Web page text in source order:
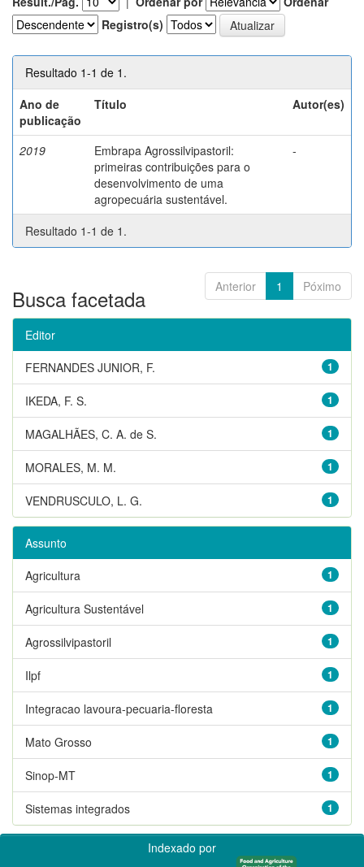
Registro(s)
Resultado 1-1 de 1.
Ano de
publicação
Título Autor(es)
2019
Embrapa Agrossilvipastoril:
primeiras contribuições para o
desenvolvimento de uma
agropecuária sustentável.
-
Resultado 1-1 de 1.
Anterior 1 Póximo
Busca facetada
Editor
1
FERNANDES JUNIOR, F.
1
IKEDA, F. S.
1
MAGALHÃES, C. A. de S.
1
MORALES, M. M.
1
VENDRUSCULO, L. G.
Assunto
1
Agricultura
1
Agricultura Sustentável
1
Agrossilvipastoril
1
Ilpf
1
Integracao lavoura-pecuaria-floresta
1
Mato Grosso
1
Sinop-MT
1
Sistemas integrados
Indexado por